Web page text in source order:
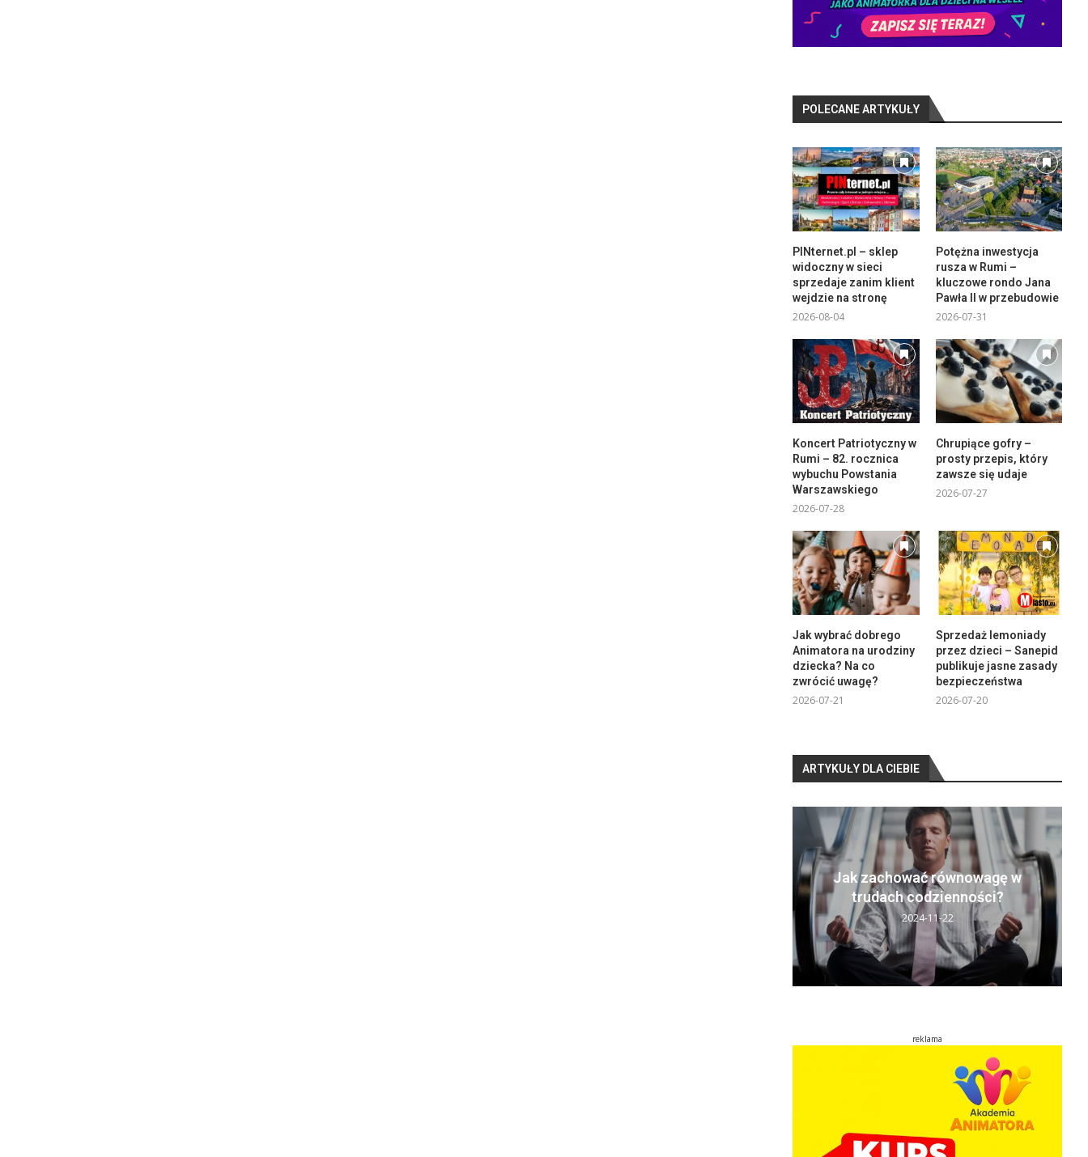
POLECANE ARTYKUŁY
PINternet.pl – sklep
widoczny w sieci
sprzedaje zanim klient
wejdzie na stronę
2026-08-04
Potężna inwestycja
rusza w Rumi –
kluczowe rondo Jana
Pawła II w przebudowie
2026-07-31
Koncert Patriotyczny w
Rumi – 82. rocznica
wybuchu Powstania
Warszawskiego
2026-07-28
Chrupiące gofry –
prosty przepis, który
zawsze się udaje
2026-07-27
Jak wybrać dobrego
Animatora na urodziny
dziecka? Na co
zwrócić uwagę?
2026-07-21
Sprzedaż lemoniady
przez dzieci – Sanepid
publikuje jasne zasady
bezpieczeństwa
2026-07-20
ARTYKUŁY DLA CIEBIE
Jak zachować równowagę w
trudach codzienności?
2024-11-22
reklama